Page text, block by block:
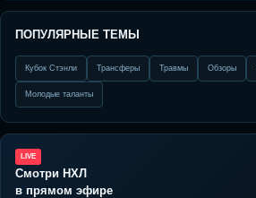
ПОПУЛЯРНЫЕ ТЕМЫ
Кубок Стэнли Трансферы Травмы Обзоры
Молодые таланты
LIVE
Смотри НХЛ
в прямом эфире